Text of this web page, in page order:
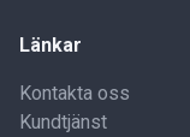
Länkar
Kontakta oss
Kundtjänst